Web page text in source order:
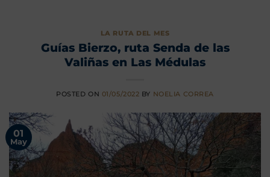
LA RUTA DEL MES
Guías Bierzo, ruta Senda de las
Valiñas en Las Médulas
POSTED ON 01/05/2022 BY NOELIA CORREA
01
May